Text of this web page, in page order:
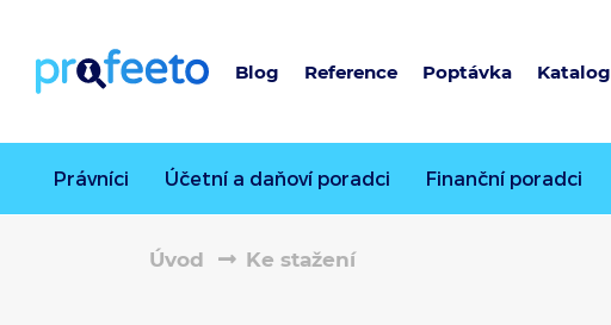
Blog Reference Poptávka Katalog
Právníci Účetní a daňoví poradci Finanční poradci
Úvod Ke stažení